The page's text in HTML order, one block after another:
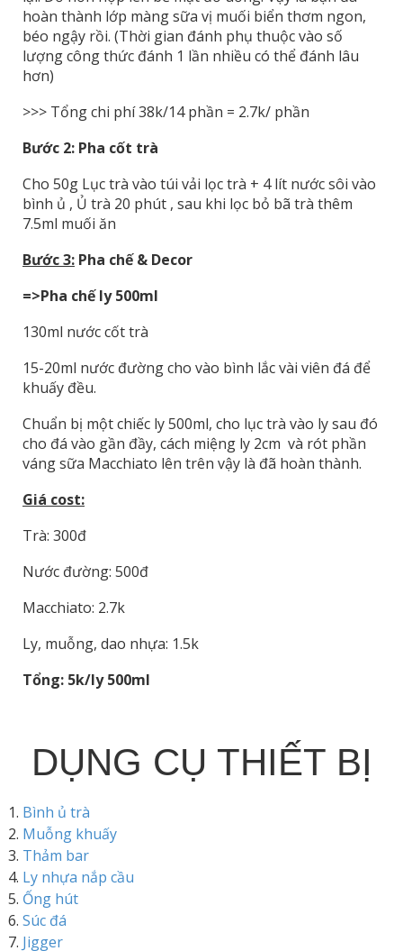
hoàn thành lớp màng sữa vị muối biển thơm ngon,
béo ngậy rồi. (Thời gian đánh phụ thuộc vào số
lượng công thức đánh 1 lần nhiều có thể đánh lâu
hơn)
>>> Tổng chi phí 38k/14 phần = 2.7k/ phần
Bước 2: Pha cốt trà
Cho 50g Lục trà vào túi vải lọc trà + 4 lít nước sôi vào
bình ủ , Ủ trà 20 phút , sau khi lọc bỏ bã trà thêm
7.5ml muối ăn
Bước 3: Pha chế & Decor
=>Pha chế ly 500ml
130ml nước cốt trà
15-20ml nước đường cho vào bình lắc vài viên đá để
khuấy đều.
Chuẩn bị một chiếc ly 500ml, cho lục trà vào ly sau đó
cho đá vào gần đầy, cách miệng ly 2cm và rót phần
váng sữa Macchiato lên trên vậy là đã hoàn thành.
Giá cost:
Trà: 300đ
Nước đường: 500đ
Macchiato: 2.7k
Ly, muỗng, dao nhựa: 1.5k
Tổng: 5k/ly 500ml
DỤNG CỤ THIẾT BỊ
Bình ủ trà
Muỗng khuấy
Thảm bar
Ly nhựa nắp cầu
Ống hút
Súc đá
Jigger